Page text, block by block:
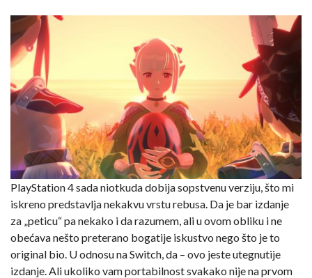
PlayStation 4 sada niotkuda dobija sopstvenu verziju, što mi
iskreno predstavlja nekakvu vrstu rebusa. Da je bar izdanje
za „peticu“ pa nekako i da razumem, ali u ovom obliku i ne
obećava nešto preterano bogatije iskustvo nego što je to
original bio. U odnosu na Switch, da – ovo jeste utegnutije
izdanje. Ali ukoliko vam portabilnost svakako nije na prvom